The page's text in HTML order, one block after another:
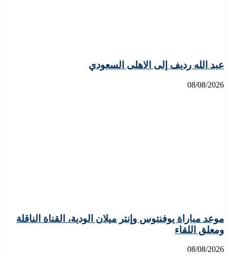
عبد الله رديف إلى الاهلى السعودي
08/08/2026
موعد مباراة يوفنتوس وإنتر ميلان الودية، القناة الناقلة
ومعلق اللقاء
08/08/2026